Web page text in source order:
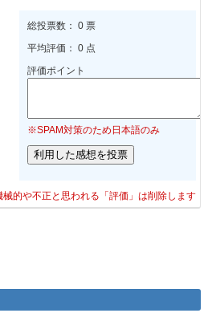
総投票数： 0 票
平均評価： 0 点
評価ポイント
※SPAM対策のため日本語のみ
的や不正と思われる「評価」は削除します